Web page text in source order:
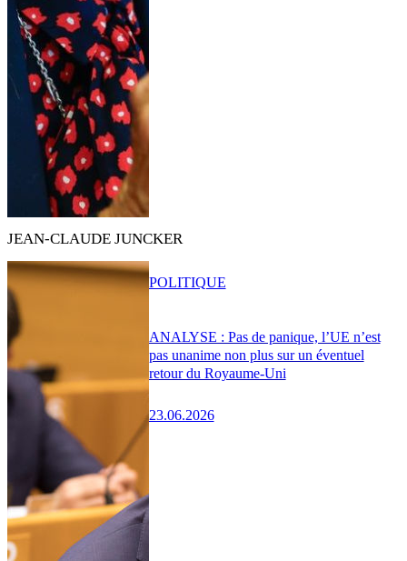
JEAN-CLAUDE JUNCKER
ANALYSE : Pas de panique, l’UE n’est
pas unanime non plus sur un éventuel
retour du Royaume-Uni
23.06.2026
POLITIQUE